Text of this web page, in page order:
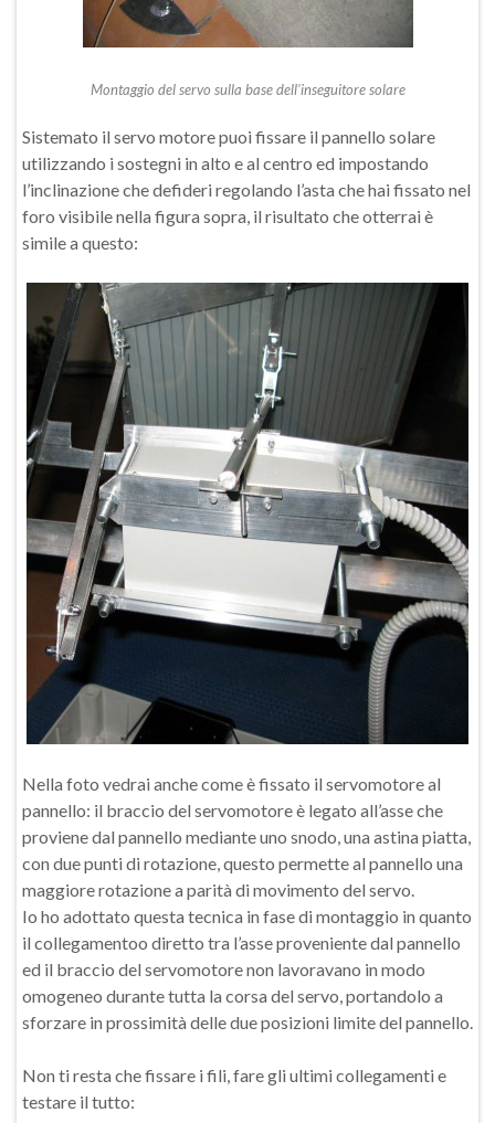
Montaggio del servo sulla base dell'inseguitore solare
Sistemato il servo motore puoi fissare il pannello solare
utilizzando i sostegni in alto e al centro ed impostando
l’inclinazione che defideri regolando l’asta che hai fissato nel
foro visibile nella figura sopra, il risultato che otterrai è
simile a questo:
Nella foto vedrai anche come è fissato il servomotore al
pannello: il braccio del servomotore è legato all’asse che
proviene dal pannello mediante uno snodo, una astina piatta,
con due punti di rotazione, questo permette al pannello una
maggiore rotazione a parità di movimento del servo.
Io ho adottato questa tecnica in fase di montaggio in quanto
il collegamentoo diretto tra l’asse proveniente dal pannello
ed il braccio del servomotore non lavoravano in modo
omogeneo durante tutta la corsa del servo, portandolo a
sforzare in prossimità delle due posizioni limite del pannello.
Non ti resta che fissare i fili, fare gli ultimi collegamenti e
testare il tutto: